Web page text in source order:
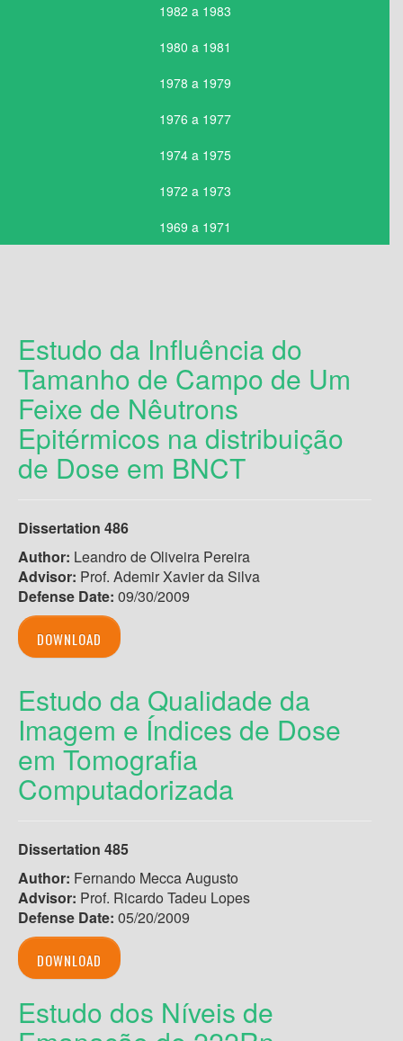
1982 a 1983
1980 a 1981
1978 a 1979
1976 a 1977
1974 a 1975
1972 a 1973
1969 a 1971
Estudo da Influência do
Tamanho de Campo de Um
Feixe de Nêutrons
Epitérmicos na distribuição
de Dose em BNCT
Dissertation 486
Author: Leandro de Oliveira Pereira
Advisor: Prof. Ademir Xavier da Silva
Defense Date: 09/30/2009
DOWNLOAD
Estudo da Qualidade da
Imagem e Índices de Dose
em Tomografia
Computadorizada
Dissertation 485
Author: Fernando Mecca Augusto
Advisor: Prof. Ricardo Tadeu Lopes
Defense Date: 05/20/2009
DOWNLOAD
Estudo dos Níveis de